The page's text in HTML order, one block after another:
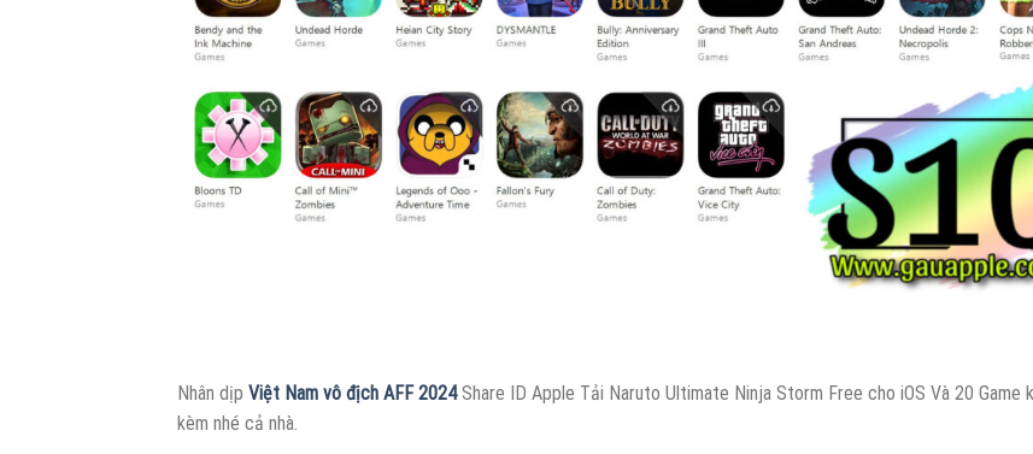
Nhân dịp Việt Nam vô địch AFF 2024Share ID Apple Tải Naruto Ultimate Ninja Storm Free cho iOS Và 20 Game
kèm nhé cả nhà.